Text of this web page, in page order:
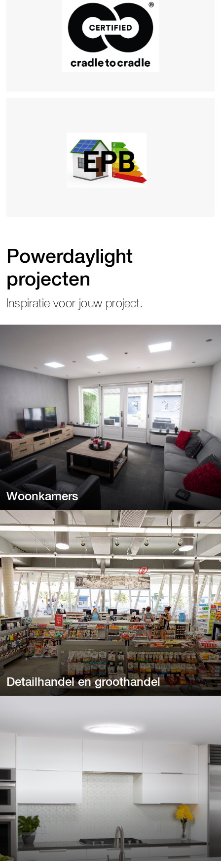
Powerdaylight
projecten
Inspiratie voor jouw project.
Woonkamers
Woonkamers
Maken kleine ramen uw woonkamer donker?
Detailhandel en groothandel
Van bouwmarkten en drogisterijen tot hoofdkantoren.